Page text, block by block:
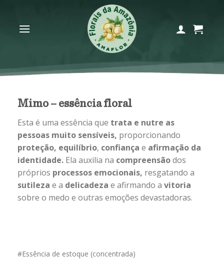
content
Mimo – essência floral
Esta é uma essência que trata e nutre as
pessoas muito sensíveis, proporcionando
proteção, equilíbrio, confiança e afirmação da
identidade. Ela auxilia na compreensãodos
próprios processos emocionais, resgatando a
sutileza e a delicadeza e afirmando a vitoria
sobre o medo e outras emoções devastadoras.
#Essência de estoque (concentrada)